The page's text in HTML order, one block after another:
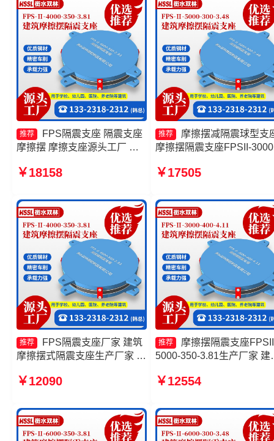
推荐
FPS隔震支座 隔震支座
摩擦摆 摩擦支座源头工厂 摩
350-3.81生产厂家
￥18158
推荐
摩擦摆减隔震球型支
摩擦摆隔震支座FPSII-
头工厂 摩擦摆减隔震支座
￥17505
推荐
FPS隔震支座厂家 建筑
摩擦摆式隔震支座生产厂家 建
家
￥12090
推荐
摩擦摆隔震支座
5000-350-3.81生产厂家 建
擦摆隔震支座FPSII-10000-
厂家
￥12554